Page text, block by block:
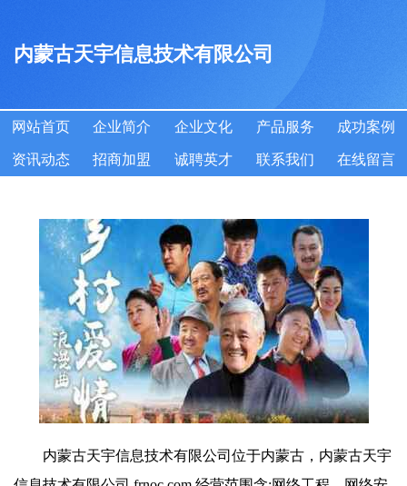
内蒙古天宇信息技术有限公司
网站首页 企业简介 企业文化 产品服务 成功案例
资讯动态 招商加盟 诚聘英才 联系我们 在线留言
内蒙古天宇信息技术有限公司位于内蒙古，内蒙古天宇